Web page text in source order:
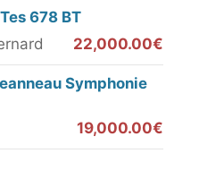
678 BT
22,000.00€
Symphonie
19,000.00€